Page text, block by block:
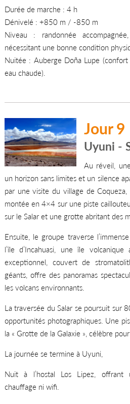
Durée de marche : 4 h
Dénivelé : +850 m / -850 m
Niveau : randonnée
nécessitant une bonne condition
Nuitée : Auberge Doña Lupe (confort
eau chaude).
Jour 9
Uyuni -
Au réveil,
un horizon sans limites et un silence
par une visite du village de
montée en 4×4 sur une piste
sur le Salar et une grotte abritant des
Ensuite, le groupe traverse
l’île d’Incahuasi, une île
exceptionnel, couvert de
géants, offre des panoramas
les volcans environnants.
La traversée du Salar se poursuit sur
opportunités photographiques. Une
la « Grotte de la Galaxie », célèbre
La journée se termine à Uyuni,
Nuit à l’hostal Los Lipez, offrant
chauffage ni wifi.